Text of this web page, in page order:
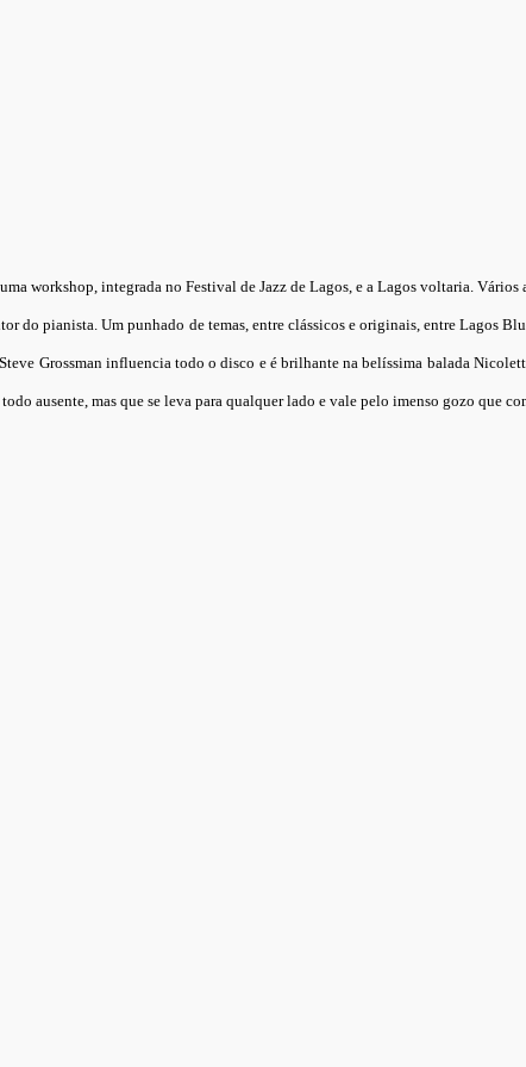
workshop, integrada no Festival de Jazz de Lagos, e a Lagos voltaria. Vários
do pianista. Um punhado de temas, entre clássicos e originais, entre Lagos
Grossman influencia todo o disco e é brilhante na belíssima balada
ausente, mas que se leva para qualquer lado e vale pelo imenso gozo que